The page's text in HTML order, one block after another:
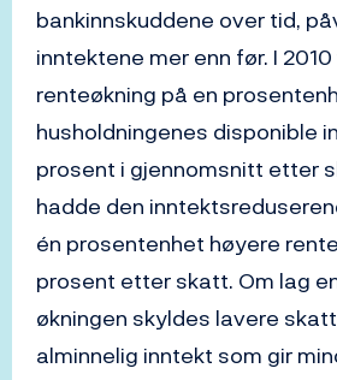
bankinnskuddene over tid,
inntektene mer enn før. I
renteøkning på en
husholdningenes disponible
prosent i gjennomsnitt etter
hadde den
én prosentenhet høyere
prosent etter skatt. Om lag
økningen skyldes lavere
alminnelig inntekt som gir